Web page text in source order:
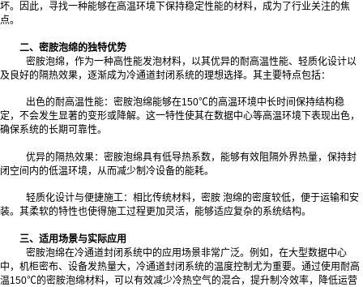
坏。因此，寻找一种能够在高温环境下保持稳定性能的材料，成为了行业关注的焦
点。
二、密胺泡绵的独特优势
密胺泡绵，作为一种高性能发泡材料，以其优异的耐高温性能、轻质化设计以
及良好的隔热效果，逐渐成为冷通道封闭系统的理想选择。其主要特点包括：
出色的耐高温性能：密胺泡绵能够在150℃的高温环境中长时间保持结构稳
定，不会发生显著的变形或降解。这一特性使其在数据中心等高温环境下表现出色，
确保系统的长期可靠性。
优异的隔热效果：密胺泡绵具有低导热系数，能够有效阻隔外界热量，保持封
闭空间内的低温环境，从而减少制冷设备的能耗。
轻质化设计与便捷施工：相比传统材料，密胺 泡绵的密度较低，便于运输和安
装。其柔软的特性也使得施工过程更加灵活，能够适应复杂的系统结构。
三、适用场景与实际应用
密胺泡绵在冷通道封闭系统中的应用场景非常广泛。例如，在大型数据中心
中，机柜密布、设备发热量大，冷通道封闭系统的温度控制尤为重要。通过使用耐高
温150℃的密胺泡绵材料，可以有效减少冷热空气的混合，提升制冷效率，降低运营